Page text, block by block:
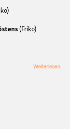
(Friko)
Weiterlesen